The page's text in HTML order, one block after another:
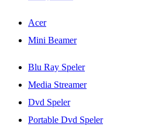
Acer
Mini Beamer
Blu Ray Speler
Media Streamer
Dvd Speler
Portable Dvd Speler